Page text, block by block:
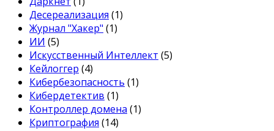
Десереализация (1)
Журнал "Хакер" (1)
ИИ (5)
Искусственный Интеллект (5)
Кейлоггер (4)
Кибербезопасность (1)
Кибердетектив (1)
Контроллер домена (1)
Криптография (14)